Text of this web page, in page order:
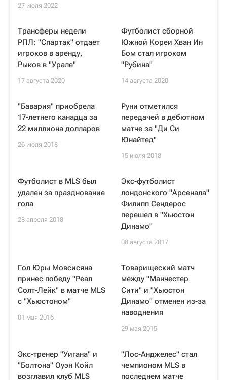
27 июля 2022
Трансферы недели
РПЛ: "Спартак" отдает
игроков в аренду,
Рыков в "Урале"
17 августа 2020
Футболист сборной
Южной Кореи Хван Ин
Бом стал игроком
"Рубина"
14 августа 2020
"Бавария" приобрела
17-летнего канадца за
22 миллиона долларов
26 июля 2018
Руни отметился
передачей в дебютном
матче за "Ди Си
Юнайтед"
15 июля 2018
Футболист в MLS был
удален за празднование
гола
28 апреля 2018
Экс-футболист
лондонского "Арсенала"
Филипп Сендерос
перешел в "Хьюстон
Динамо"
08 августа 2017
Гол Юры Мовсисяна
принес победу "Реал
Солт-Лейк" в матче MLS
с "Хьюстоном"
01 мая 2016
Товарищеский матч
между "Манчестер
Сити" и "Хьюстон
Динамо" отменен из-за
наводнения
29 мая 2015
Экс-тренер "Уигана" и
"Болтона" Оуэн Койл
возглавил клуб MLS
"Лос-Анджелес" стал
чемпионом MLS в
последнем матче